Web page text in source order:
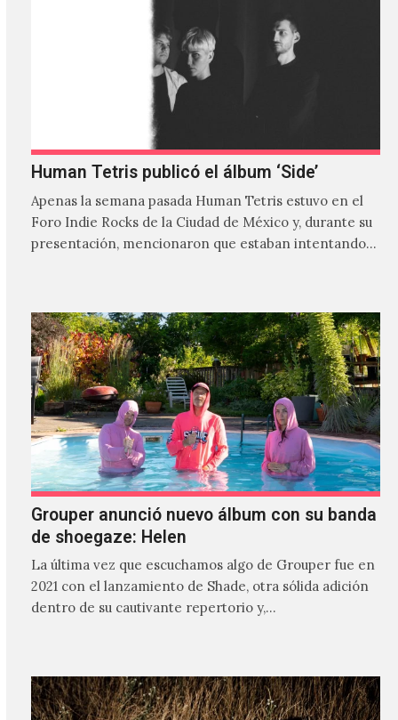
Human Tetris publicó el álbum ‘Side’
Apenas la semana pasada Human Tetris estuvo en el
Foro Indie Rocks de la Ciudad de México y, durante su
presentación, mencionaron que estaban intentando…
Grouper anunció nuevo álbum con su banda
de shoegaze: Helen
La última vez que escuchamos algo de Grouper fue en
2021 con el lanzamiento de Shade, otra sólida adición
dentro de su cautivante repertorio y,…